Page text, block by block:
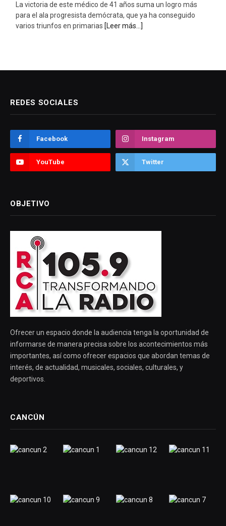
La victoria de este médico de 41 años suma un logro más
para el ala progresista demócrata, que ya ha conseguido
varios triunfos en primarias [Leer más...]
REDES SOCIALES
Facebook Instagram
YouTube Twitter
OBJETIVO
Ofrecer un espacio donde la audiencia tenga la oportunidad de
informarse de manera precisa sobre los acontecimientos más
importantes, así como ofrecer espacios que abordan temas de
interés, de actualidad, musicales, sociales, culturales, y
deportivos.
CANCÚN